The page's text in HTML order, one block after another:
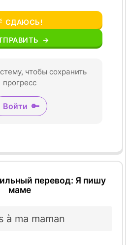
СДАЮСЬ!
→
чтобы сохранить
прогресс
Войти 🔑
перевод: Я пишу
маме
à ma maman